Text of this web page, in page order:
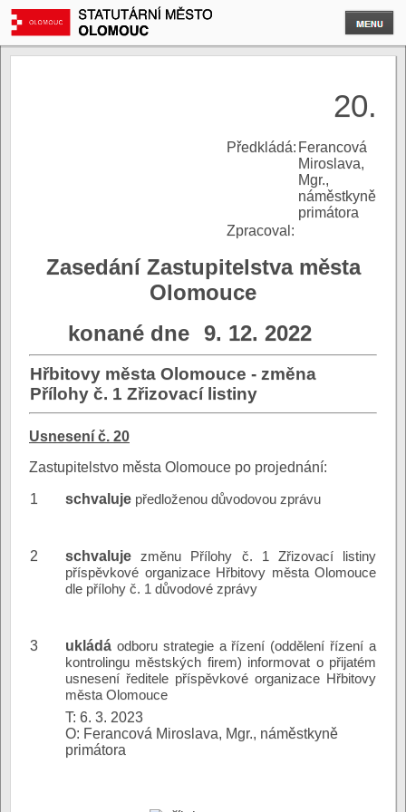
20.
Předkládá: Ferancová
Miroslava,
Mgr.,
náměstkyně
primátora
Zpracoval:
Zasedání Zastupitelstva města
Olomouce
konané dne 9. 12. 2022
Hřbitovy města Olomouce - změna
Přílohy č. 1 Zřizovací listiny
Usnesení č. 20
Zastupitelstvo města Olomouce po projednání:
1 schvaluje předloženou důvodovou zprávu
2 schvalujezměnu Přílohy č. 1 Zřizovací listiny
příspěvkové organizace Hřbitovy města Olomouce
dle přílohy č. 1 důvodové zprávy
3 ukládá odboru strategie a řízení (oddělení řízení a
kontrolingu městských firem) informovat o přijatém
usnesení ředitele příspěvkové organizace Hřbitovy
města Olomouce
T: 6. 3. 2023
O: Ferancová Miroslava, Mgr., náměstkyně
primátora